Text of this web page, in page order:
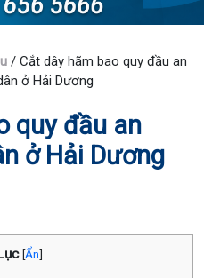
/ Cắt dây hãm bao quy đầu an
ở Hải Dương
quy đầu an
ở Hải Dương
[Ẩn]